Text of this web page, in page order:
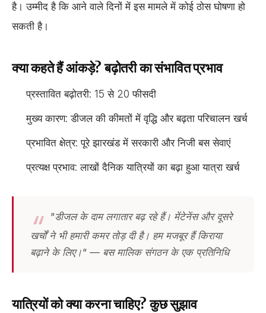
है। उम्मीद है कि आने वाले दिनों में इस मामले में कोई ठोस घोषणा हो
सकती है।
क्या कहते हैं आंकड़े? बढ़ोतरी का संभावित प्रभाव
प्रस्तावित बढ़ोतरी: 15 से 20 फीसदी
मुख्य कारण: डीजल की कीमतों में वृद्धि और बढ़ता परिचालन खर्च
प्रभावित क्षेत्र: पूरे झारखंड में सरकारी और निजी बस सेवाएं
प्रत्यक्ष प्रभाव: लाखों दैनिक यात्रियों का बढ़ा हुआ यात्रा खर्च
"डीजल के दाम लगातार बढ़ रहे हैं। मेंटेनेंस और दूसरे
खर्चों ने भी हमारी कमर तोड़ दी है। हम मजबूर हैं किराया
बढ़ाने के लिए।" — बस मालिक संगठन के एक प्रतिनिधि
यात्रियों को क्या करना चाहिए? कुछ सुझाव